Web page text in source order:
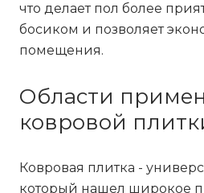
что делает пол более
босиком и позволяет
помещения.
Области
ковровой
Ковровая плитка -
который нашел широкое